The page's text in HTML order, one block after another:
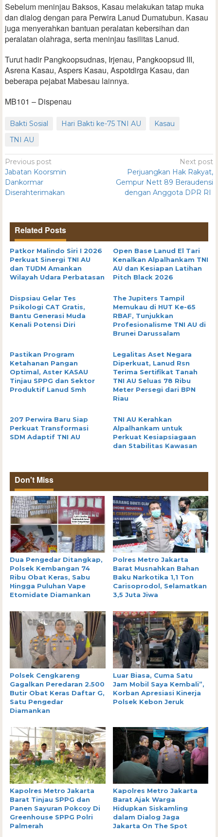
Sebelum meninjau Baksos, Kasau melakukan tatap muka
dan dialog dengan para Perwira Lanud Dumatubun. Kasau
juga menyerahkan bantuan peralatan kebersihan dan
peralatan olahraga, serta meninjau fasilitas Lanud.
Turut hadir Pangkoopsudnas, Irjenau, Pangkoopsud III,
Asrena Kasau, Aspers Kasau, Aspotdirga Kasau, dan
beberapa pejabat Mabesau lainnya.
MB101 – Dispenau
Bakti Sosial Hari Bakti ke-75 TNI AU
Kasau
TNI AU
Previous post
Jabatan Koorsmin
Dankormar
Diserahterimakan
Next post
Perjuangkan Hak Rakyat,
Gempur Nett 89 Beraudensi
dengan Anggota DPR RI
Related Posts
Patkor Malindo Siri I 2026
Perkuat Sinergi TNI AU
dan TUDM Amankan
Wilayah Udara Perbatasan
Open Base Lanud El Tari
Kenalkan Alpalhankam TNI
AU dan Kesiapan Latihan
Pitch Black 2026
Dispsiau Gelar Tes
Psikologi CAT Gratis,
Bantu Generasi Muda
Kenali Potensi Diri
The Jupiters Tampil
Memukau di HUT Ke-65
RBAF, Tunjukkan
Profesionalisme TNI AU di
Brunei Darussalam
Pastikan Program
Ketahanan Pangan
Optimal, Aster KASAU
Tinjau SPPG dan Sektor
Produktif Lanud Smh
Legalitas Aset Negara
Diperkuat, Lanud Rsn
Terima Sertifikat Tanah
TNI AU Seluas 78 Ribu
Meter Persegi dari BPN
Riau
207 Perwira Baru Siap
Perkuat Transformasi
SDM Adaptif TNI AU
TNI AU Kerahkan
Alpalhankam untuk
Perkuat Kesiapsiagaan
dan Stabilitas Kawasan
Don't Miss
Dua Pengedar Ditangkap,
Polsek Kembangan 74
Ribu Obat Keras, Sabu
Hingga Puluhan Vape
Etomidate Diamankan
Polres Metro Jakarta
Barat Musnahkan Bahan
Baku Narkotika 1,1 Ton
Carisoprodol, Selamatkan
3,5 Juta Jiwa
Polsek Cengkareng
Gagalkan Peredaran 2.500
Butir Obat Keras Daftar G,
Satu Pengedar
Diamankan
Luar Biasa, Cuma Satu
Jam Mobil Saya Kembali”,
Korban Apresiasi Kinerja
Polsek Kebon Jeruk
Kapolres Metro Jakarta
Barat Tinjau SPPG dan
Panen Sayuran Pokcoy Di
Greenhouse SPPG Polri
Palmerah
Kapolres Metro Jakarta
Barat Ajak Warga
Hidupkan Siskamling
dalam Dialog Jaga
Jakarta On The Spot